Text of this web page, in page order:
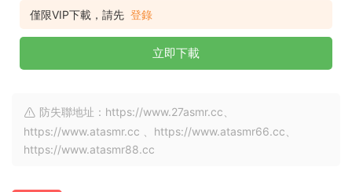
僅限VIP下載，請先 登錄
立即下載
防失聯地址：https://www.27asmr.cc、
https://www.atasmr.cc 、https://www.atasmr66.cc、
https://www.atasmr88.cc